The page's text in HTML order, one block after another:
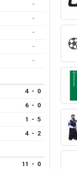
-
-
-
-
-
4 - 0
6 - 0
1 - 5
4 - 2
11 - 0